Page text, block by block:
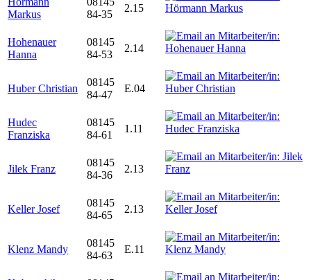
Markus
84-35
2.15
Hohenauer
Hanna
08145
84-53
2.14
Huber Christian
08145
84-47
E.04
Hudec
Franziska
08145
84-61
1.11
Jilek Franz
08145
84-36
2.13
Keller Josef
08145
84-65
2.13
Klenz Mandy
08145
84-63
E.11